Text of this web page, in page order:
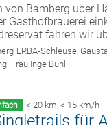
von Bamberg über
Gasthofbrauerei
fahren wir
ERBA-Schleuse,
Frau Inge Buhl
< 20 km, < 15 km/h
für